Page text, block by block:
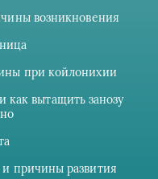
возникновения
при койлонихии
как вытащить занозу
причины развития